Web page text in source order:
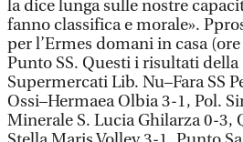
la dice lunga sulle nostre
fanno classifica e morale».
per l’Ermes domani in casa
Punto SS. Questi i risultati
Supermercati Lib. Nu–Fara SS
Ossi–Hermaea Olbia 3-1, Pol.
Minerale S. Lucia Ghilarza 0-3,